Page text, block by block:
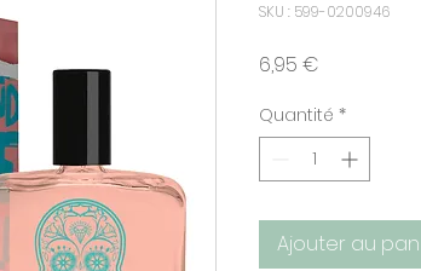
SKU : 599-0200946
6,95 €
Quantité *
Ajouter au